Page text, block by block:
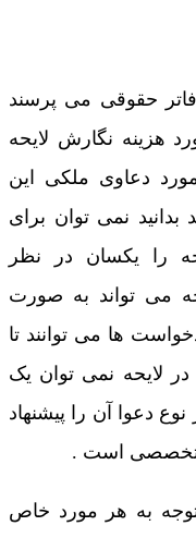
حقوقی می پرسند
هزینه نگارش لایحه
دعاوی ملکی این
نمی توان برای
را یکسان در نظر
می تواند به صورت
ها می توانند تا
لایحه نمی توان یک
دعوا آن را پیشنهاد
تخصصی است .
توجه به هر مورد خاص